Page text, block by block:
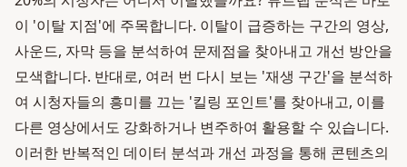
이 '이탈 지점'에 주목합니다. 이탈이 급증하는 구간의 영상,
사운드, 자막 등을 분석하여 문제점을 찾아내고 개선 방안을
모색합니다. 반대로, 여러 번 다시 보는 '재생 구간'을 분석하
여 시청자들의 흥미를 끄는 '킬링 포인트'를 찾아내고, 이를
다른 영상에서도 강화하거나 변주하여 활용할 수 있습니다.
이러한 반복적인 데이터 분석과 개선 과정을 통해 콘텐츠의